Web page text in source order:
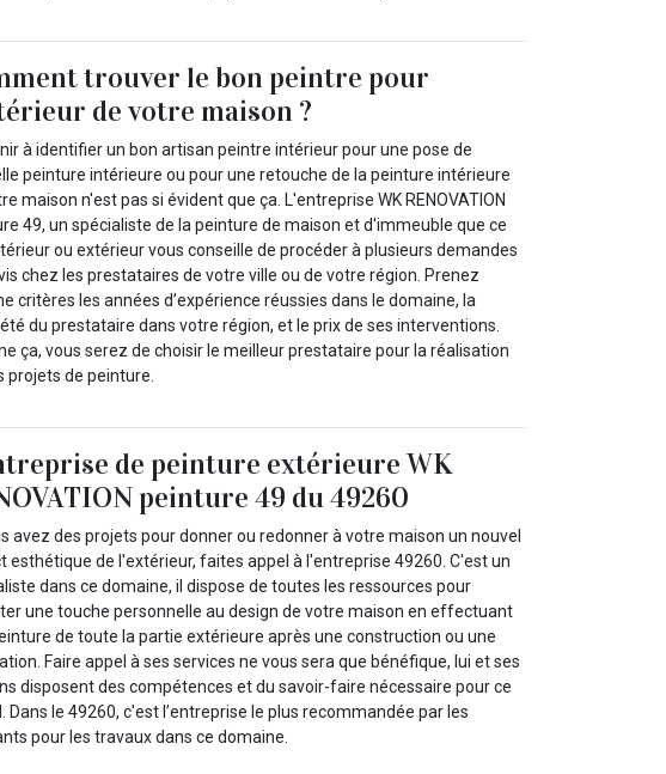
trouver le bon peintre pour
de votre maison ?
à identifier un bon artisan peintre intérieur pour une pose de
peinture intérieure ou pour une retouche de la peinture intérieure
maison n'est pas si évident que ça. L'entreprise WK RENOVATION
49, un spécialiste de la peinture de maison et d'immeuble que ce
ou extérieur vous conseille de procéder à plusieurs demandes
chez les prestataires de votre ville ou de votre région. Prenez
critères les années d’expérience réussies dans le domaine, la
du prestataire dans votre région, et le prix de ses interventions.
ça, vous serez de choisir le meilleur prestataire pour la réalisation
projets de peinture.
de peinture extérieure WK
peinture 49 du 49260
avez des projets pour donner ou redonner à votre maison un nouvel
esthétique de l'extérieur, faites appel à l'entreprise 49260. C'est un
dans ce domaine, il dispose de toutes les ressources pour
une touche personnelle au design de votre maison en effectuant
de toute la partie extérieure après une construction ou une
Faire appel à ses services ne vous sera que bénéfique, lui et ses
disposent des compétences et du savoir-faire nécessaire pour ce
Dans le 49260, c'est l’entreprise le plus recommandée par les
pour les travaux dans ce domaine.